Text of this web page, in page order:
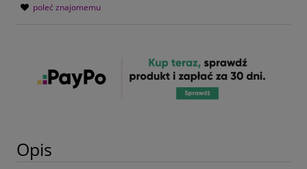
poleć znajomemu
Opis